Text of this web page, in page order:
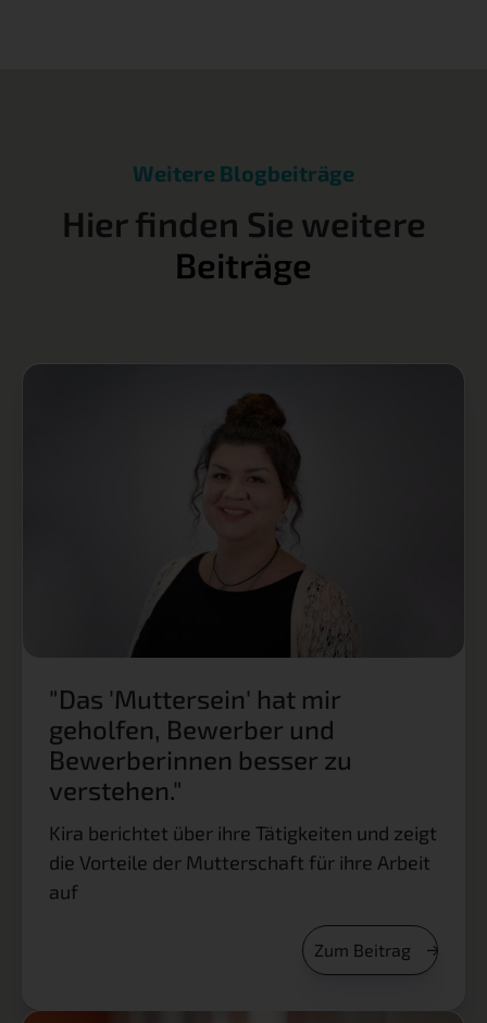
Weitere Blogbeiträge
Hier finden Sie weitere
Beiträge
"Das 'Muttersein' hat mir
geholfen, Bewerber und
Bewerberinnen besser zu
verstehen."
Kira berichtet über ihre Tätigkeiten und zeigt
die Vorteile der Mutterschaft für ihre Arbeit
auf
Zum Beitrag